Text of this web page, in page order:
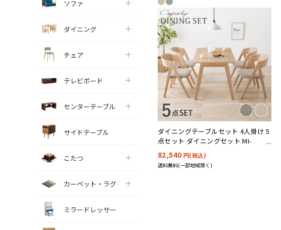
ソファ
ダイニング
チェア
テレビボード
センターテーブル
サイドテーブル
こたつ
カーペット・ラグ
ミラードレッサー
ダイニングテーブルセット 4人掛け 5
点セット ダイニングセット MI-
860937-5S 2色対応
82,540 円(税込)
送料無料(一部地域除く)